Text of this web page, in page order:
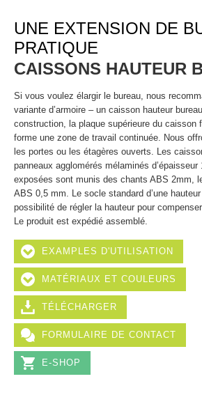
UNE EXTENSION DE
PRATIQUE
CAISSONS HAUTEUR
Si vous voulez élargir le bureau, nous
variante d’armoire – un caisson hauteur
construction, la plaque supérieure du caisson
forme une zone de travail continuée. Nous
les portes ou les étagères ouverts. Les
panneaux agglomérés mélaminés
exposées sont munis des chants ABS 2mm,
ABS 0,5 mm. Le socle standard d’une
possibilité de régler la hauteur pour
Le produit est expédié assemblé.
EXAMPLES D'UTILISATION
MATÉRIAUX ET COULEURS
TÉLÉCHARGER
FORMULAIRE DE CONTACT
E-SHOP